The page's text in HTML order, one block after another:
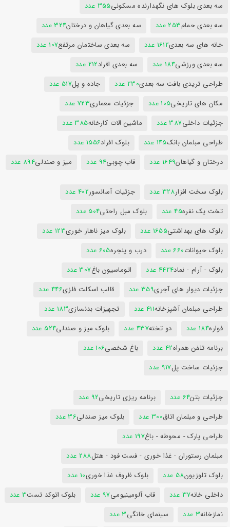
سه بعدی بلوک های نگهدارنده مسکونی355 عدد
سه بعدی حمام253 عدد سه بعدی گیاهان و درختان324 عدد
خانه های سه بعدی1612 عدد سه بعدی ساختمان مرتفع107 عدد
سه بعدی ورزشی184 عدد سه بعدی افراد212 عدد
طراحی تریدی بافت سه بعدی230 عدد جاده و پل517 عدد
مکان های تاریخی105 عدد جزئیات معماری723 عدد
جزئیات داخلی387 عدد ماشین الات کارخانه385 عدد
طراحی مبلمان بانک145 عدد بلوک افراد1556 عدد
درختان و گیاهان1649 عدد قاب چوبی94 عدد میز و صندلی894 عدد
بلوک سخت افزار328 عدد جزئیات آسانسور402 عدد
تخت یک نفره45 عدد بلوک مبل راحتی504 عدد
بلوک های بهداشتی1655 عدد بلوک میز ناهار خوری123 عدد
بلوک حیوانات660 عدد درب و پنجره605 عدد
بلوک - آرام - نماد4424 عدد اتوماسیون باغ307 عدد
جزئیات دیوار های آجری359 عدد قالب اسکلت فلزی446 عدد
طراحی مبلمان آشپزخانه411 عدد تجهیزات بدنسازی183 عدد
فواره184 عدد دو تخته437 عدد بلوک میز و صندلی524 عدد
برنامه تلفن همراه42 عدد باغ شخصی106 عدد
جزئیات ساخت پل917 عدد
جزئیات بتن64 عدد برنامه ریزی تاریخی92 عدد
طراحی و مبلمان اتاق300 عدد بلوک میز صندلی36 عدد
طراحی پارک - محوطه - باغ197 عدد
مبلمان رستوران - غذا خوری - فست فود - هتل288 عدد
بلوک تلوزیون58 عدد بلوک ظروف غذا خوری10 عدد
داخلی خانه37 عدد قاب آلومینیومی97 عدد بلوک اتوکد تست3 عدد
نمازخانه3 عدد سینمای خانگی3 عدد